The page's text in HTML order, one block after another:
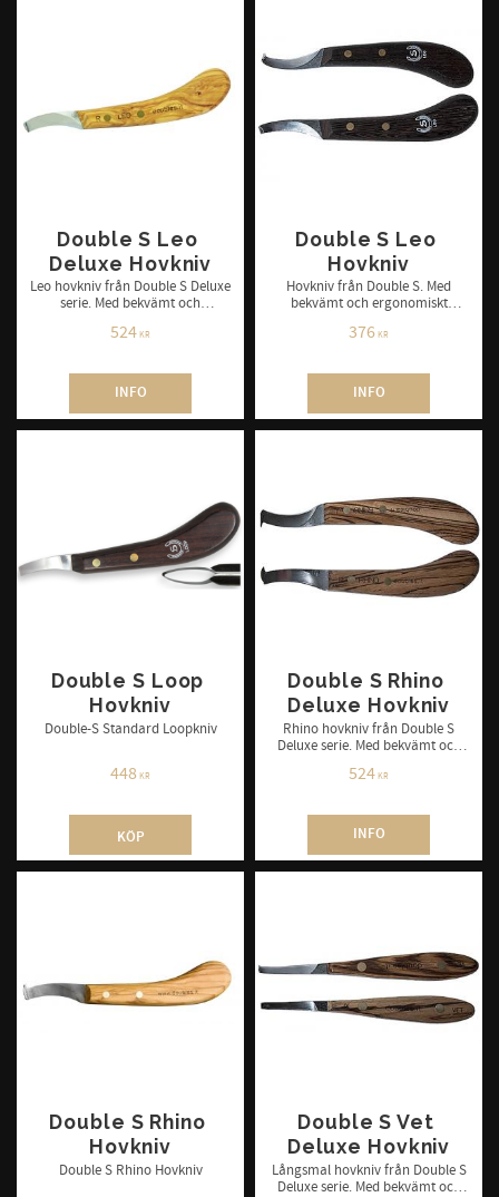
Double S Leo
Deluxe Hovkniv
Leo hovkniv från Double S Deluxe
serie. Med bekvämt och
Finns i höger och vänster.
524KR
INFO
Double S Leo
Hovkniv
Hovkniv från Double S. Med
bekvämt och ergonomiskt
och vänster.
376KR
INFO
Double S Loop
Hovkniv
Double-S Standard Loopkniv
448KR
KÖP
Double S Rhino
Deluxe Hovkniv
Rhino hovkniv från Double S
Deluxe serie. Med bekvämt och
Finns i höger och vänster.
524KR
INFO
Double S Rhino
Hovkniv
Double S Rhino Hovkniv
Double S Vet
Deluxe Hovkniv
Långsmal hovkniv från Double S
Deluxe serie. Med bekvämt och